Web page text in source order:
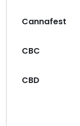
Cannafest
CBC
CBD